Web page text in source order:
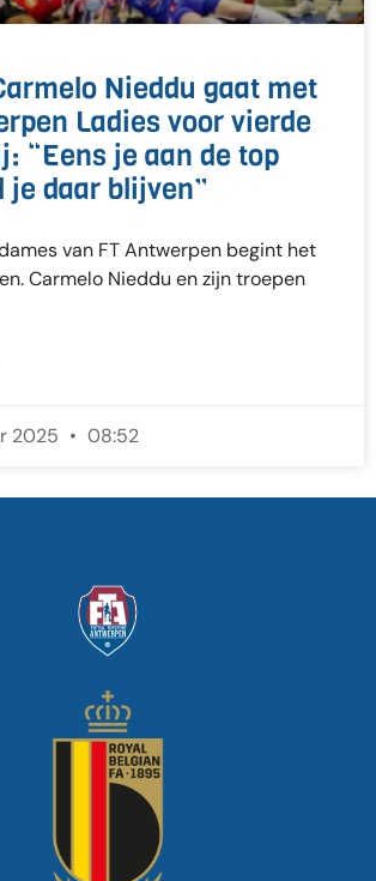
Nieddu gaat met
Ladies voor vierde
“Eens je aan de top
je daar blijven”
van FT Antwerpen begint het
Carmelo Nieddu en zijn troepen
2025 08:52
futsal een olympische
gaat er zo weinig